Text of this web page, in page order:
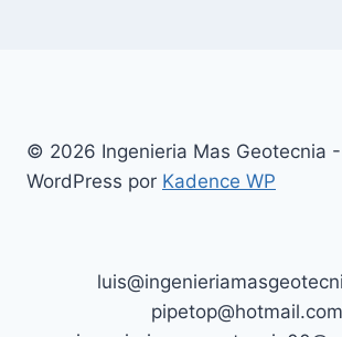
© 2026 Ingenieria Mas Geotecnia
WordPress por Kadence WP
pipetop@hotmail.com